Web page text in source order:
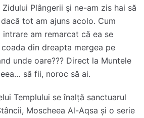
Plângerii şi ne-am zis hai să
tot am ajuns acolo. Cum
am remarcat că ea se
din dreapta mergea pe
unde oare??? Direct la Muntele
să fii, noroc să ai.
Templului se înalță sanctuarul
Moscheea Al-Aqsa și o serie